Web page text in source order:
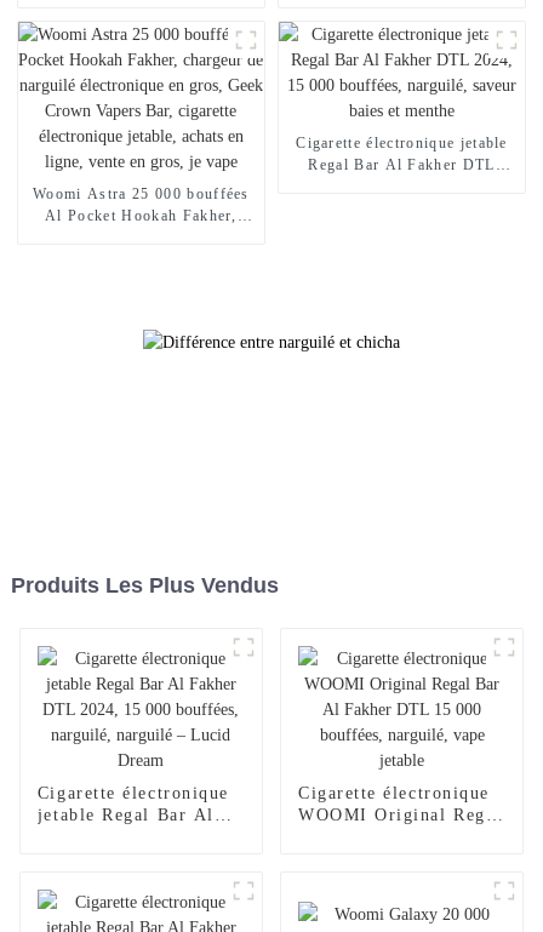
vape Poche Narguilé
Vaporisateur Achats en ligne
Randm Vape -- Miami Mint
Pocket Hookah Prix
Vaporisateur Geek Randm Vape
Bar -- Fraise Kiwi
Woomi Astra 25 000 bouffées
Al Pocket Hookah Fakher,
Cigarette électronique jetable
Regal Bar Al Fakher DTL
Produits Les Plus Vendus
Cigarette électronique
jetable Regal Bar Al
Lucid Dream
Cigarette électronique
WOOMI Original Regal